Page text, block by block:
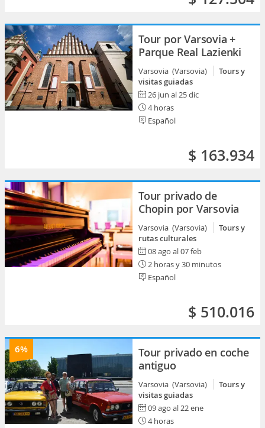
Tour por Varsovia +
Parque Real Lazienki
Varsovia (Varsovia)
Tours y
visitas guiadas
26 jun al 25 dic
4 horas
Español
$ 163.934
Tour privado de
Chopin por Varsovia
Varsovia (Varsovia)
Tours y
rutas culturales
08 ago al 07 feb
2 horas y 30 minutos
Español
$ 510.016
6%
Tour privado en coche
antiguo
Varsovia (Varsovia)
Tours y
visitas guiadas
09 ago al 22 ene
4 horas